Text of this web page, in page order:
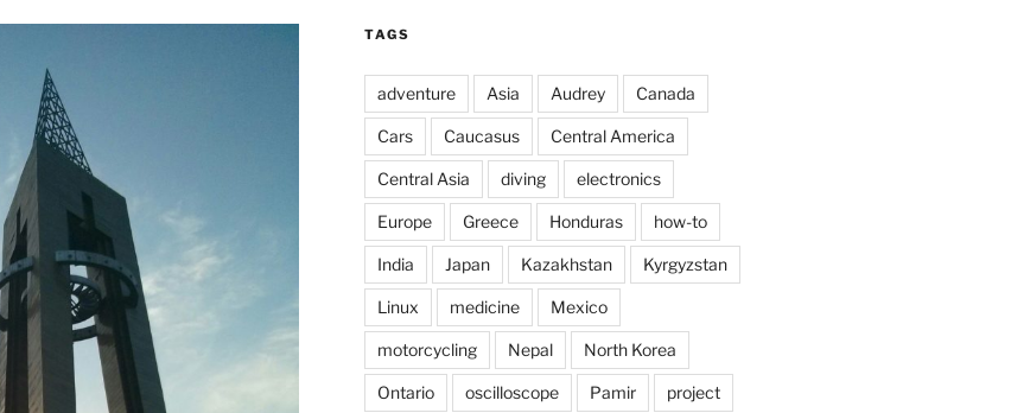
TAGS
adventure Asia Audrey Canada
Cars Caucasus Central America
Central Asia diving electronics
Europe Greece Honduras how-to
India Japan Kazakhstan Kyrgyzstan
Linux medicine Mexico
motorcycling Nepal North Korea
Ontario oscilloscope Pamir project